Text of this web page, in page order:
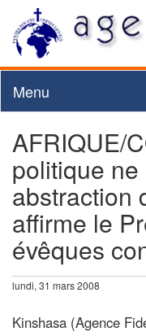
Menu
AFRIQUE/
politique
abstraction
affirme le
évêques
lundi, 31 mars 2008
Kinshasa (Agence